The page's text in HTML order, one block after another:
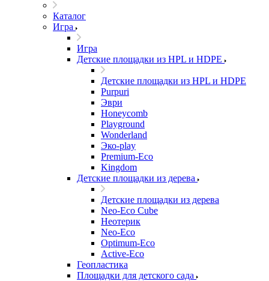
Каталог
Игра
Игра
Детские площадки из HPL и HDPE
Детские площадки из HPL и HDPE
Purpuri
Эври
Honeycomb
Playground
Wonderland
Эко-play
Premium-Eco
Kingdom
Детские площадки из дерева
Детские площадки из дерева
Neo-Eco Cube
Неотерик
Neo-Eco
Оptimum-Еco
Active-Eco
Геопластика
Площадки для детского сада